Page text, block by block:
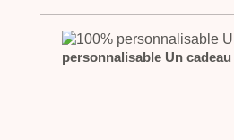
personnalisable Un